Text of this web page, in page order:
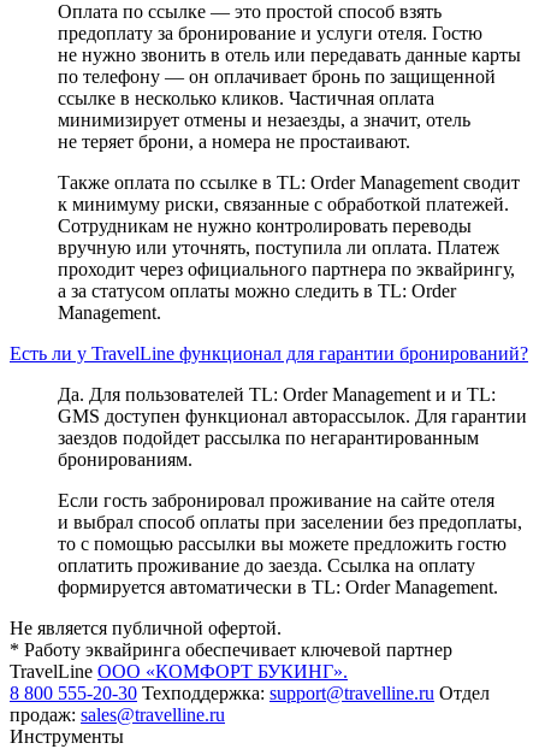
Оплата по ссылке — это простой способ взять
предоплату за бронирование и услуги отеля. Гостю
не нужно звонить в отель или передавать данные карты
по телефону — он оплачивает бронь по защищенной
ссылке в несколько кликов. Частичная оплата
минимизирует отмены и незаезды, а значит, отель
не теряет брони, а номера не простаивают.
Также оплата по ссылке в TL: Order Management сводит
к минимуму риски, связанные с обработкой платежей.
Сотрудникам не нужно контролировать переводы
вручную или уточнять, поступила ли оплата. Платеж
проходит через официального партнера по эквайрингу,
а за статусом оплаты можно следить в TL: Order
Management.
Есть ли у TravelLine функционал для гарантии бронирований?
Да. Для пользователей TL: Order Management и и TL:
GMS доступен функционал авторассылок. Для гарантии
заездов подойдет рассылка по негарантированным
бронированиям.
Если гость забронировал проживание на сайте отеля
и выбрал способ оплаты при заселении без предоплаты,
то с помощью рассылки вы можете предложить гостю
оплатить проживание до заезда. Ссылка на оплату
формируется автоматически в TL: Order Management.
Не является публичной офертой.
* Работу эквайринга обеспечивает ключевой партнер
TravelLine ООО «КОМФОРТ БУКИНГ».
8 800 555-20-30 Техподдержка: support@travelline.ru Отдел
продаж: sales@travelline.ru
Инструменты